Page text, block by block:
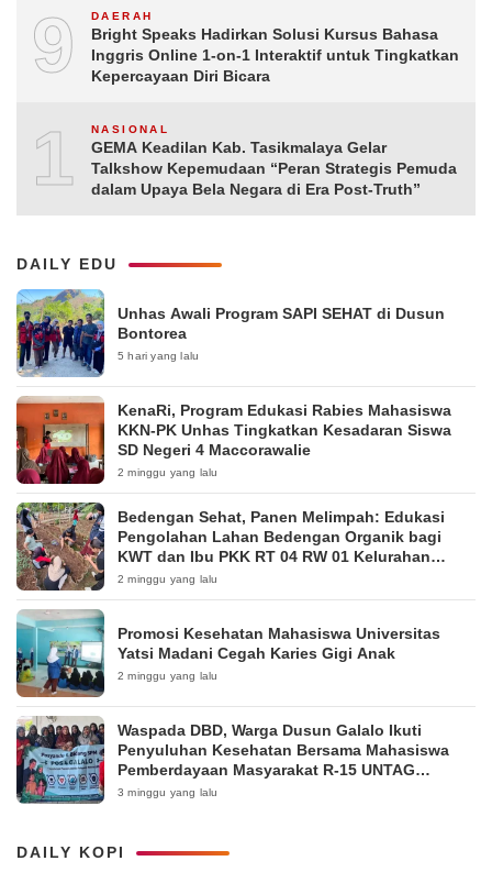
9 DAERAH
Bright Speaks Hadirkan Solusi Kursus Bahasa
Inggris Online 1-on-1 Interaktif untuk Tingkatkan
Kepercayaan Diri Bicara
10NASIONAL
GEMA Keadilan Kab. Tasikmalaya Gelar
Talkshow Kepemudaan “Peran Strategis Pemuda
dalam Upaya Bela Negara di Era Post-Truth”
DAILY EDU
Unhas Awali Program SAPI SEHAT di Dusun
Bontorea
5 hari yang lalu
KenaRi, Program Edukasi Rabies Mahasiswa
KKN-PK Unhas Tingkatkan Kesadaran Siswa
SD Negeri 4 Maccorawalie
2 minggu yang lalu
Bedengan Sehat, Panen Melimpah: Edukasi
Pengolahan Lahan Bedengan Organik bagi
KWT dan Ibu PKK RT 04 RW 01 Kelurahan
Pakintelan
2 minggu yang lalu
Promosi Kesehatan Mahasiswa Universitas
Yatsi Madani Cegah Karies Gigi Anak
2 minggu yang lalu
Waspada DBD, Warga Dusun Galalo Ikuti
Penyuluhan Kesehatan Bersama Mahasiswa
Pemberdayaan Masyarakat R-15 UNTAG
Surabaya 2026
3 minggu yang lalu
DAILY KOPI